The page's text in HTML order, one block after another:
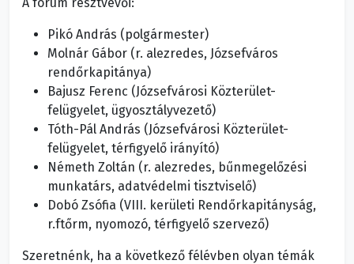
Pikó András (polgármester)
Molnár Gábor (r. alezredes, Józsefváros
rendőrkapitánya)
Bajusz Ferenc (Józsefvárosi Közterület-
felügyelet, ügyosztályvezető)
Tóth-Pál András (Józsefvárosi Közterület-
felügyelet, térfigyelő irányító)
Németh Zoltán (r. alezredes, bűnmegelőzési
munkatárs, adatvédelmi tisztviselő)
Dobó Zsófia (VIII. kerületi Rendőrkapitányság,
r.ftőrm, nyomozó, térfigyelő szervező)
Szeretnénk, ha a következő félévben olyan témák